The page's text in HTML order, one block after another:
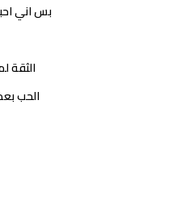
بس اني
الثقة
الحب